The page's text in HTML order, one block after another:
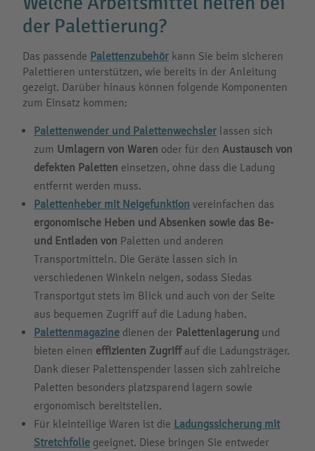
der Palettierung?
Das passende Palettenzubehör kann Sie beim sicheren
Palettieren unterstützen, wie bereits in der Anleitung
gezeigt. Darüber hinaus können folgende Komponenten
zum Einsatz kommen:
Palettenwender und Palettenwechsler lassen sich
zum Umlagern von Waren oder für den Austausch von
defekten Paletten einsetzen, ohne dass die Ladung
entfernt werden muss.
Palettenheber mit Neigefunktion vereinfachen das
ergonomische Heben und Absenken sowie das Be-
und Entladen von Paletten und anderen
Transportmitteln. Die Geräte lassen sich in
verschiedenen Winkeln neigen, sodass Siedas
Transportgut stets im Blick und auch von der Seite
aus bequemen Zugriff auf die Ladung haben.
Palettenmagazine dienen der Palettenlagerung und
bieten einen effizienten Zugriffauf die Ladungsträger.
Dank dieser Palettenspender lassen sich zahlreiche
Paletten besonders platzsparend lagern sowie
ergonomisch bereitstellen.
Für kleinteilige Waren ist die Ladungssicherung mit
Stretchfolie geeignet. Diese bringen Sie entweder